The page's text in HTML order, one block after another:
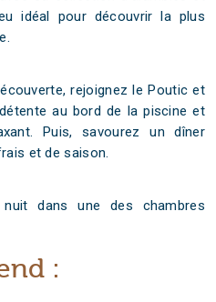
idéal pour découvrir la plus
rejoignez le Poutic et
au bord de la piscine et
Puis, savourez un dîner
et de saison.
dans une des chambres
: